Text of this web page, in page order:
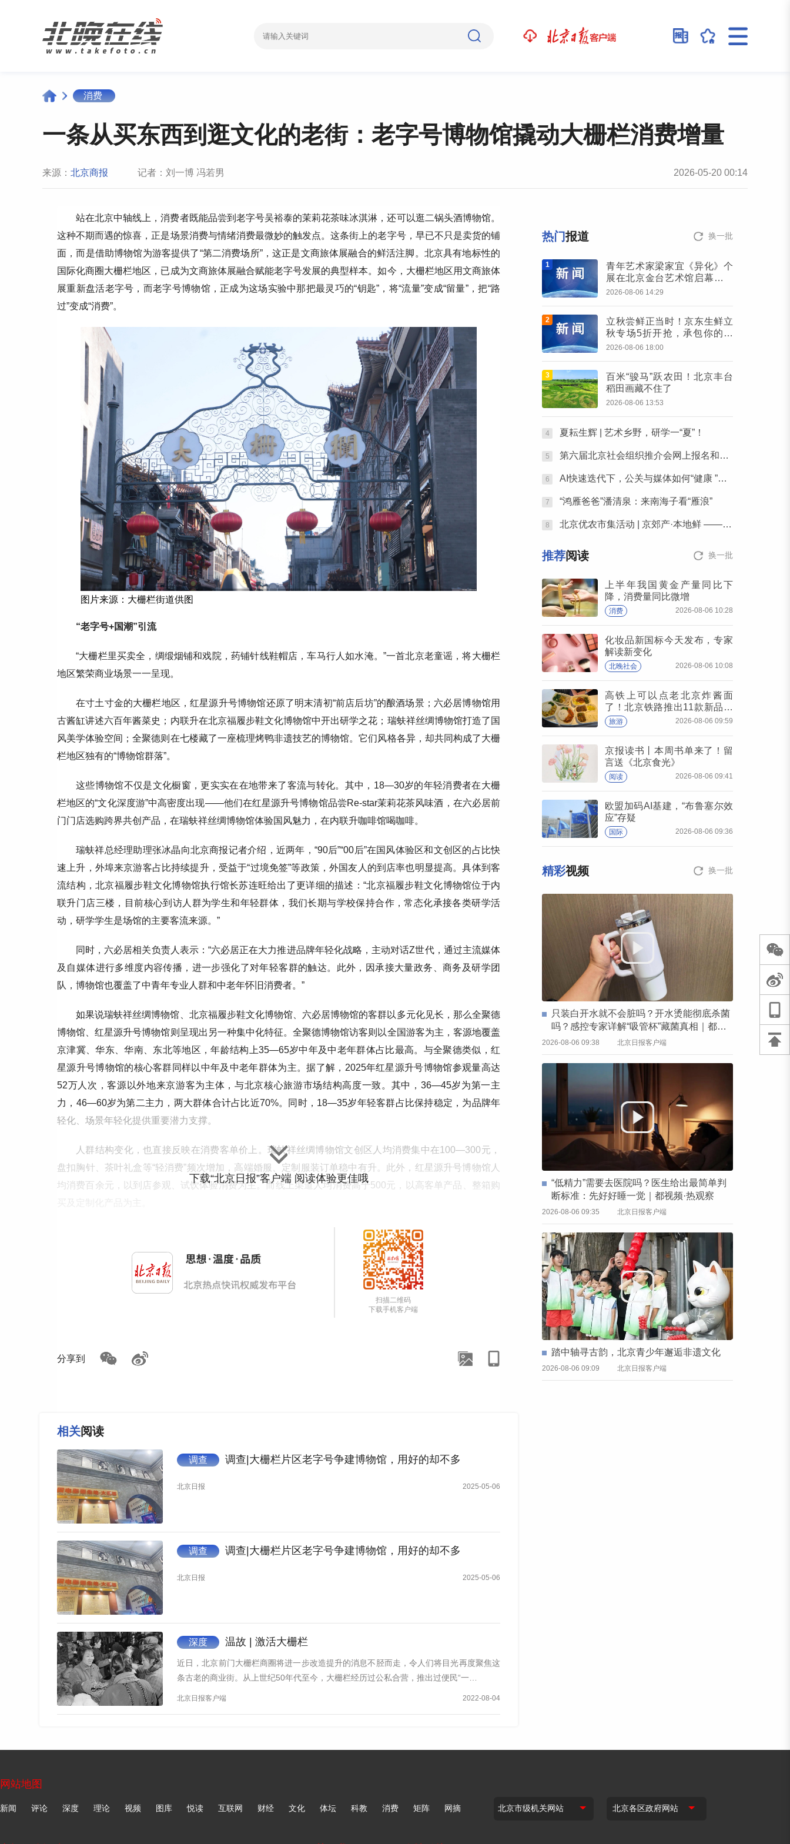
消费
一条从买东西到逛文化的老街：老字号博物馆撬动大栅栏消费增量
来源： 北京商报 记者：刘一博 冯若男 2026-05-20 00:14
站在北京中轴线上，消费者既能品尝到老字号吴裕泰的茉莉花茶味冰淇淋，还可以逛二锅头酒博物馆。
这种不期而遇的惊喜，正是场景消费与情绪消费最微妙的触发点。这条街上的老字号，早已不只是卖货的铺
面，而是借助博物馆为游客提供了“第二消费场所”，这正是文商旅体展融合的鲜活注脚。北京具有地标性的
国际化商圈大栅栏地区，已成为文商旅体展融合赋能老字号发展的典型样本。如今，大栅栏地区用文商旅体
展重新盘活老字号，而老字号博物馆，正成为这场实验中那把最灵巧的“钥匙”，将“流量”变成“留量”，把“路
过”变成“消费”。
图片来源：大栅栏街道供图
“老字号+国潮”引流
“大栅栏里买卖全，绸缎烟铺和戏院，药铺针线鞋帽店，车马行人如水淹。”一首北京老童谣，将大栅栏
地区繁荣商业场景一一呈现。
在寸土寸金的大栅栏地区，红星源升号博物馆还原了明末清初“前店后坊”的酿酒场景；六必居博物馆用
古酱缸讲述六百年酱菜史；内联升在北京福履步鞋文化博物馆中开出研学之花；瑞蚨祥丝绸博物馆打造了国
风美学体验空间；全聚德则在七楼藏了一座梳理烤鸭非遗技艺的博物馆。它们风格各异，却共同构成了大栅
栏地区独有的“博物馆群落”。
这些博物馆不仅是文化橱窗，更实实在在地带来了客流与转化。其中，18—30岁的年轻消费者在大栅
栏地区的“文化深度游”中高密度出现——他们在红星源升号博物馆品尝Re-star茉莉花茶风味酒，在六必居前
门门店选购跨界共创产品，在瑞蚨祥丝绸博物馆体验国风魅力，在内联升咖啡馆喝咖啡。
瑞蚨祥总经理助理张冰晶向北京商报记者介绍，近两年，“90后”“00后”在国风体验区和文创区的占比快
速上升，外埠来京游客占比持续提升，受益于“过境免签”等政策，外国友人的到店率也明显提高。具体到客
流结构，北京福履步鞋文化博物馆执行馆长苏连旺给出了更详细的描述：“北京福履步鞋文化博物馆位于内
联升门店三楼，目前核心到访人群为学生和年轻群体，我们长期与学校保持合作，常态化承接各类研学活
动，研学学生是场馆的主要客流来源。”
同时，六必居相关负责人表示：“六必居正在大力推进品牌年轻化战略，主动对话Z世代，通过主流媒体
及自媒体进行多维度内容传播，进一步强化了对年轻客群的触达。此外，因承接大量政务、商务及研学团
队，博物馆也覆盖了中青年专业人群和中老年怀旧消费者。”
如果说瑞蚨祥丝绸博物馆、北京福履步鞋文化博物馆、六必居博物馆的客群以多元化见长，那么全聚德
博物馆、红星源升号博物馆则呈现出另一种集中化特征。全聚德博物馆访客则以全国游客为主，客源地覆盖
京津冀、华东、华南、东北等地区，年龄结构上35—65岁中年及中老年群体占比最高。与全聚德类似，红
星源升号博物馆的核心客群同样以中年及中老年群体为主。据了解，2025年红星源升号博物馆参观量高达
52万人次，客源以外地来京游客为主体，与北京核心旅游市场结构高度一致。其中，36—45岁为第一主
力，46—60岁为第二主力，两大群体合计占比近70%。同时，18—35岁年轻客群占比保持稳定，为品牌年
轻化、场景年轻化提供重要潜力支撑。
人群结构变化，也直接反映在消费客单价上。瑞蚨祥丝绸博物馆文创区人均消费集中在100—300元，
盘扣胸针、茶叶礼盒等“轻消费”频次增加，高端婚服、定制服装订单稳中有升。此外，红星源升号博物馆人
均消费百余元，以到店参观、试饮体验消费为主。而线上渠道人均消费高于500元，以高客单产品、整箱购
消费者结构与人均客单价的变化，让老字号博物馆不再只是“场景秀”，而成为大栅栏地区商业生态中不
可忽视的增量引擎。与此同时，通过各家老字号博物馆的客群画像不难发现，消费者结构整体年轻化，已成
显著趋势拐点。大栅栏地区凭借“老字号+国潮”标签，正成为年轻一代探寻非遗与传统工艺的主要入口。
“慢消费”体验京味文化
式。
脚步却慢了下来。他们在红星源升号博物馆里看酿酒师傅雕塑；在六必居博物馆老酱缸前拍照；在内联升二
等位吃饭。这条街，从“购物目的地”变成了“文化体验地”。
这一转变的背后，是相关战略与政策的推动。2026年《北京市国民经济和社会发展计划报告》明确提
出，推动文商旅体展融合丰富消费供给。大栅栏地区作为文商旅体展融合的重点试验场，不仅保留老字号的
商业本色，更将其嵌入到中轴线文化探访路线、非遗研学活动、新春市集等文旅场景中。与此同时，大栅栏
地区文商旅体展的融合生态，正为各家老字号博物馆持续导入高质量客流。
红星方面表示，前门大街对源升号博物馆的意义，远远超越了一般意义上的“流量入口”。可以说，源升
号与“前门”之间，不是简单的空间附着关系，而是品牌根系与地理血脉的一体共生。在客流转化层面，前门
每年数以千万计的游客为源升号提供了持续稳定的品牌认知人群。同时，多种政策将持续提升前门街区的整
体品质和吸引力，为源升号等老字号博物馆带来更优质的客源结构和更完善的街区配套。
数据印证了大栅栏地区逐渐成为文商旅体展多维度融合的商业区。2026年春节，前门大街日均客流超
18万人次。此外，据报道，在大栅栏地区，六必居前门店春节期间每日进店量约2000—3000人次，单日营
业额约16万—17万元；同样，春节期间内联升门店每日进店量约1万—2万人次，带动老字号销售额增长
20%—30%。
中国商业联合会专家委员会委员赖阳在接受北京商报记者采访时指出，大栅栏地区是北京传统核心商业
下载“北京日报”客户端 阅读体验更佳哦
扫描二维码
下载手机客户端
分享到
相关阅读
调查 调查|大栅栏片区老字号争建博物馆，用好的却不多
北京日报 2025-05-06
调查 调查|大栅栏片区老字号争建博物馆，用好的却不多
北京日报 2025-05-06
深度 温故 | 激活大栅栏
近日，北京前门大栅栏商圈将进一步改造提升的消息不胫而走，令人们将目光再度聚焦这
条古老的商业街。从上世纪50年代至今，大栅栏经历过公私合营，推出过便民“一…
北京日报客户端 2022-08-04
热门报道 换一批
1
青年艺术家梁家宜《异化》个
展在北京金台艺术馆启幕：以
先锋艺术跨界公益，探寻“身体
2026-08-06 14:29
2
立秋尝鲜正当时！京东生鲜立
秋专场5折开抢，承包你的秋
日餐桌
2026-08-06 18:00
3
百米“骏马”跃农田！北京丰台
稻田画藏不住了
2026-08-06 13:53
4 夏耘生辉 | 艺术乡野，研学一“夏”！
5 第六届北京社会组织推介会网上报名和素材征集通知
6 AI快速迭代下，公关与媒体如何“健康 ”行之张北草原主题活动圆满落幕
7 “鸿雁爸爸”潘清泉：来南海子看“雁浪”
8 北京优农市集活动 | 京郊产·本地鲜 ——本周六，去朝阳公园“鲜”起来！
推荐阅读 换一批
上半年我国黄金产量同比下
降，消费量同比微增
消费 2026-08-06 10:28
化妆品新国标今天发布，专家
解读新变化
北晚社会 2026-08-06 10:08
高铁上可以点老北京炸酱面
了！北京铁路推出11款新品高
铁餐
旅游 2026-08-06 09:59
京报读书丨本周书单来了！留
言送《北京食光》
阅读 2026-08-06 09:41
欧盟加码AI基建，“布鲁塞尔效
应”存疑
国际 2026-08-06 09:36
精彩视频 换一批
只装白开水就不会脏吗？开水烫能彻底杀菌
吗？感控专家详解“吸管杯”藏菌真相｜都视
频·热观察
2026-08-06 09:38 北京日报客户端
“低精力”需要去医院吗？医生给出最简单判
断标准：先好好睡一觉｜都视频·热观察
2026-08-06 09:35 北京日报客户端
踏中轴寻古韵，北京青少年邂逅非遗文化
2026-08-06 09:09 北京日报客户端
网站地图
新闻 评论 深度 理论 视频 图库 悦读 互联网 财经 文化 体坛 科教 消费 矩阵 网摘